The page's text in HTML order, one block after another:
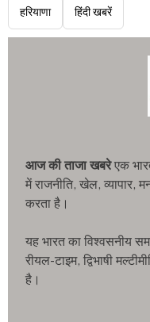
हरियाणा हिंदी खबरें
आज की ताजा खबरेएक
में राजनीति, खेल, व्यापार,
करता है।
यह भारत का विश्वसनीय
रीयल-टाइम, द्विभाषी
है।